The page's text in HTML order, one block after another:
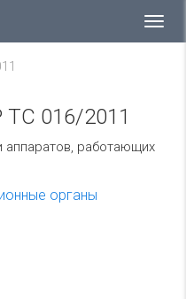
ТС 016/2011
работающих
органы